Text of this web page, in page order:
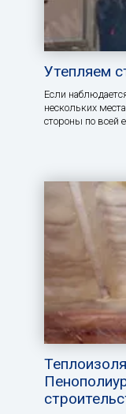
Утепляем
Если
нескольких
стороны по всей